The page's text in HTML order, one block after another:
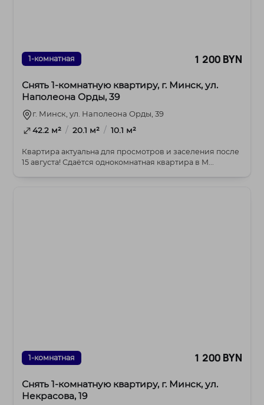
1-комнатная 1 200 BYN
Снять 1-комнатную квартиру, г. Минск, ул.
Наполеона Орды, 39
г. Минск, ул. Наполеона Орды, 39
42.2 м² / 20.1 м² / 10.1 м²
Квартира актуальна для просмотров и заселения после
15 августа! Сдаётся однокомнатная квартира в М...
1-комнатная 1 200 BYN
Снять 1-комнатную квартиру, г. Минск, ул.
Некрасова, 19